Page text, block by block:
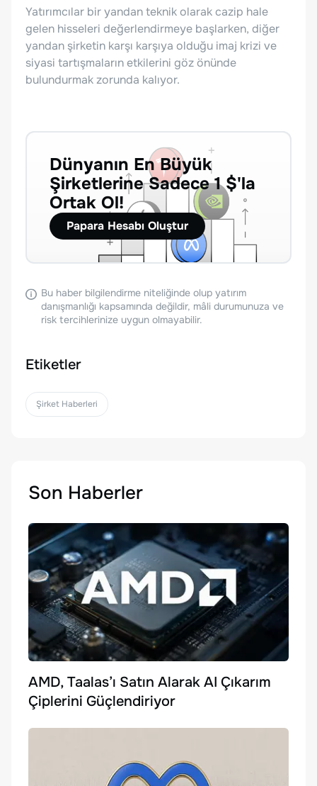
Yatırımcılar bir yandan teknik olarak cazip hale
gelen hisseleri değerlendirmeye başlarken, diğer
yandan şirketin karşı karşıya olduğu imaj krizi ve
siyasi tartışmaların etkilerini göz önünde
bulundurmak zorunda kalıyor.
Dünyanın En Büyük
Şirketlerine Sadece 1 $'la
Ortak Ol!
Papara Hesabı Oluştur
Bu haber bilgilendirme niteliğinde olup yatırım
danışmanlığı kapsamında değildir, mâli durumunuza ve
risk tercihlerinize uygun olmayabilir.
Etiketler
Şirket Haberleri
Son Haberler
AMD, Taalas’ı Satın Alarak AI Çıkarım
Çiplerini Güçlendiriyor